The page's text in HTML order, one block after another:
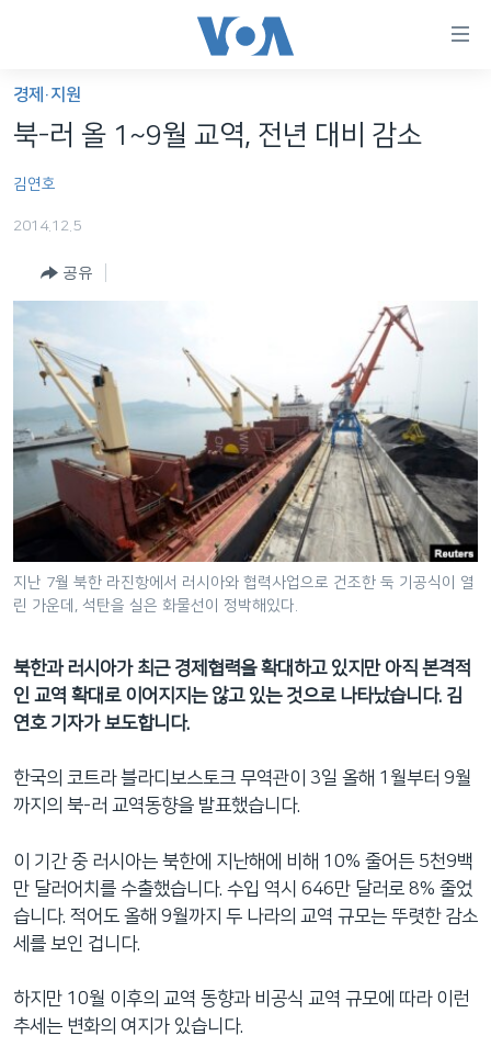
가
능
메
동
메
게
이
로
으
이
등
VOD
라디오
프로그램
언어 선택
경제·지원
북-러 올 1~9월 교역, 전년 대비 감소
김연호
2014.12.5
공유
지난 7월 북한 라진항에서 러시아와 협력사업으로 건조한 둑 기공식이 열
린 가운데, 석탄을 실은 화물선이 정박해있다.
북한과 러시아가 최근 경제협력을 확대하고 있지만 아직 본격적
인 교역 확대로 이어지지는 않고 있는 것으로 나타났습니다. 김
연호 기자가 보도합니다.
한국의 코트라 블라디보스토크 무역관이 3일 올해 1월부터 9월
까지의 북-러 교역동향을 발표했습니다.
이 기간 중 러시아는 북한에 지난해에 비해 10% 줄어든 5천9백
만 달러어치를 수출했습니다. 수입 역시 646만 달러로 8% 줄었
습니다. 적어도 올해 9월까지 두 나라의 교역 규모는 뚜렷한 감소
세를 보인 겁니다.
하지만 10월 이후의 교역 동향과 비공식 교역 규모에 따라 이런
추세는 변화의 여지가 있습니다.